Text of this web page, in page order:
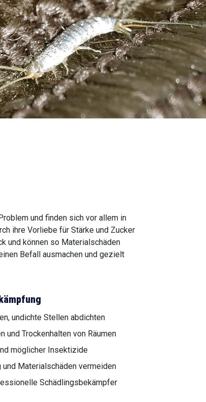
und finden sich vor allem in
ihre Vorliebe für Stärke und Zucker
und können so Materialschäden
Befall ausmachen und gezielt
undichte Stellen abdichten
und Trockenhalten von Räumen
möglicher Insektizide
Materialschäden vermeiden
Schädlingsbekämpfer